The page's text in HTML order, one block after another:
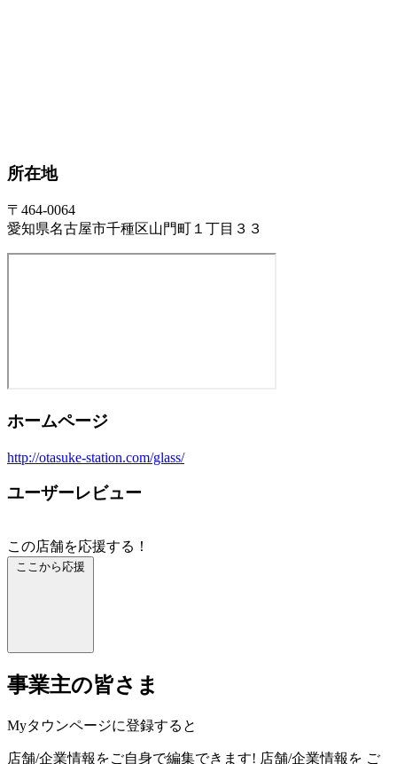
所在地
〒464-0064
愛知県名古屋市千種区山門町１丁目３３
ホームページ
http://otasuke-station.com/glass/
ユーザーレビュー
この店舗を応援する！
ここから応援
事業主の皆さま
Myタウンページに登録すると
店舗/企業情報をご自身で編集できます! 店舗/企業情報を ご